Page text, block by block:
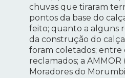
chuvas que tiraram
pontos da base do
feito; quanto a alguns
da construção do
foram coletados;
reclamados; a AMMOR
Moradores do